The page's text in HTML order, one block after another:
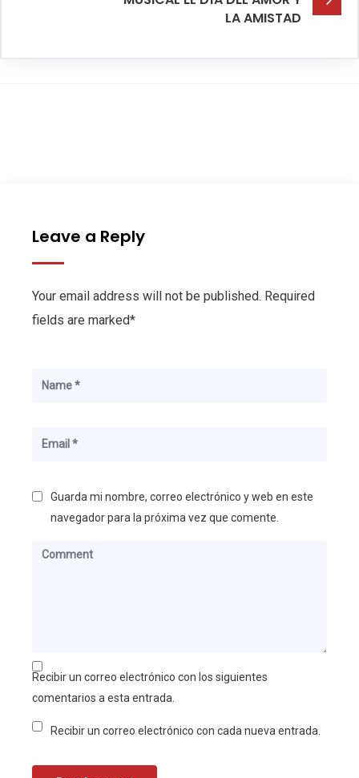
LA AMISTAD
Leave a Reply
Your email address will not be published. Required
fields are marked*
Guarda mi nombre, correo electrónico y web en este
navegador para la próxima vez que comente.
Recibir un correo electrónico con los siguientes
comentarios a esta entrada.
Recibir un correo electrónico con cada nueva entrada.